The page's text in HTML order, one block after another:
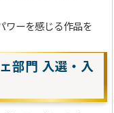
ワーを感じる作品を
部門 入選・入